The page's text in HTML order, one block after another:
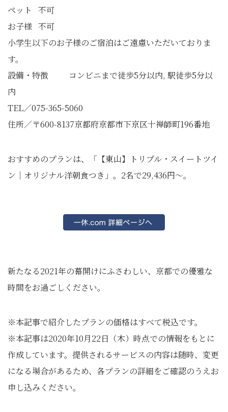
ペット 不可
お子様 不可
小学生以下のお子様のご宿泊はご遠慮いただいておりま
す。
設備・特徴 コンビニまで徒歩5分以内, 駅徒歩5分以
内
TEL／075-365-5060
住所／〒600-8137京都府京都市下京区十禅師町196番地
おすすめのプランは、「【東山】トリプル・スイートツイ
ン｜オリジナル洋朝食つき」。2名で29,436円～。
新たなる2021年の幕開けにふさわしい、京都での優雅な
時間をお過ごしください。
※本記事で紹介したプランの価格はすべて税込です。
※本記事は2020年10月22日（木）時点での情報をもとに
作成しています。提供されるサービスの内容は随時、変更
になる場合があるため、各プランの詳細をご確認のうえお
申し込みください。